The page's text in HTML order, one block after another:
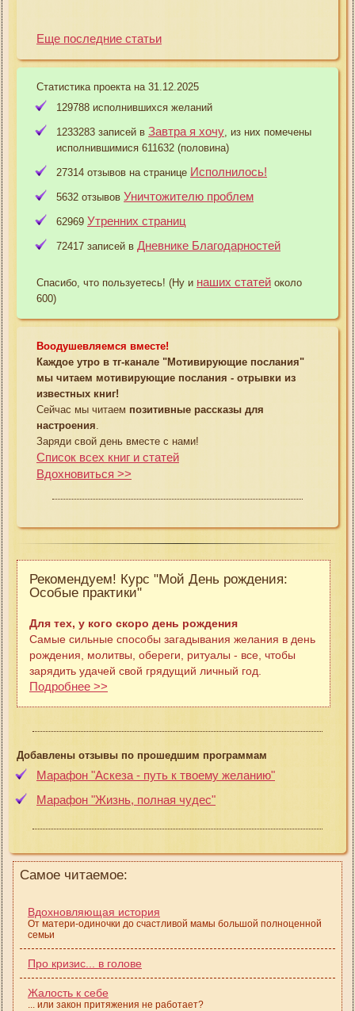
Еще последние статьи
Статистика проекта на 31.12.2025
129788 исполнившихся желаний
1233283 записей в Завтра я хочу , из них помечены
исполнившимися 611632 (половина)
27314 отзывов на странице Исполнилось!
5632 отзывов Уничтожителю проблем
62969 Утренних страниц
72417 записей в Дневнике Благодарностей
Спасибо, что пользуетесь! (Ну и наших статей около
600)
Воодушевляемся вместе!
Каждое утро в тг-канале "Мотивирующие послания"
мы читаем мотивирующие послания - отрывки из
известных книг!
Сейчас мы читаем позитивные рассказы для
настроения
Заряди свой день вместе с нами!
Список всех книг и статей
Вдохновиться >>
Рекомендуем! Курс "Мой День рождения:
Особые практики"
Для тех, у кого скоро день рождения
Самые сильные способы загадывания желания в день
рождения, молитвы, обереги, ритуалы - все, чтобы
зарядить удачей свой грядущий личный год.
Подробнее >>
Добавлены отзывы по прошедшим программам
Марафон "Аскеза - путь к твоему желанию"
Марафон "Жизнь, полная чудес"
Самое читаемое:
Вдохновляющая история
От матери-одиночки до счастливой мамы большой полноценной
семьи
Про кризис... в голове
Жалость к себе
... или закон притяжения не работает?